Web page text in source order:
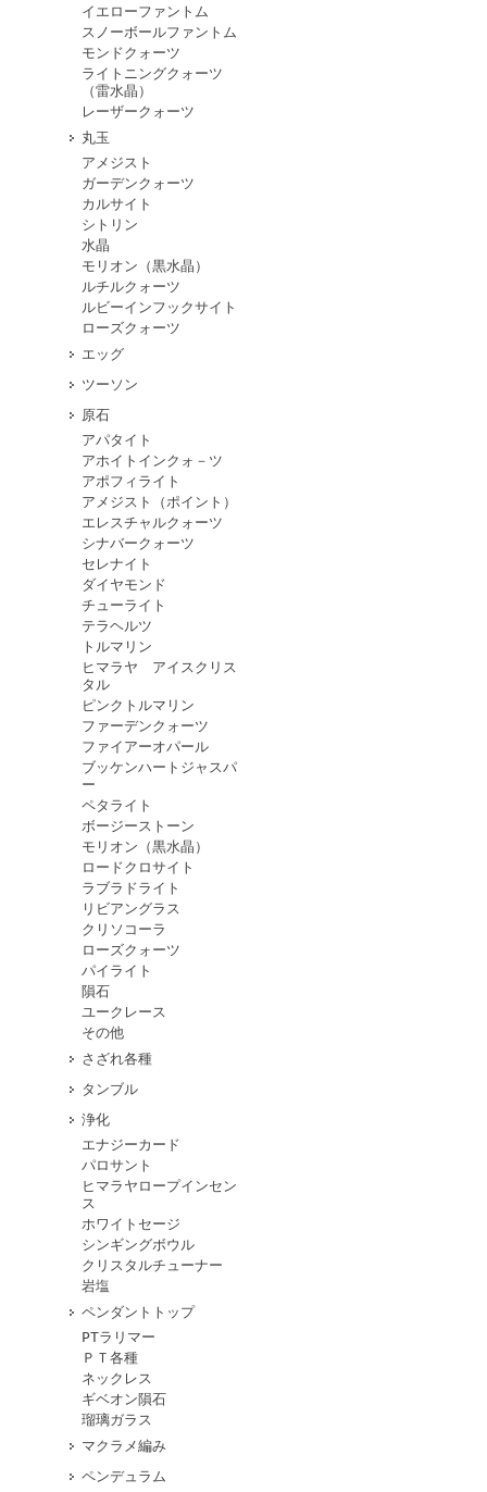
イエローファントム
スノーボールファントム
モンドクォーツ
ライトニングクォーツ
（雷水晶）
レーザークォーツ
丸玉
アメジスト
ガーデンクォーツ
カルサイト
シトリン
水晶
モリオン（黒水晶）
ルチルクォーツ
ルビーインフックサイト
ローズクォーツ
エッグ
ツーソン
原石
アパタイト
アホイトインクォ－ツ
アポフィライト
アメジスト（ポイント）
エレスチャルクォーツ
シナバークォーツ
セレナイト
ダイヤモンド
チューライト
テラヘルツ
トルマリン
ヒマラヤ アイスクリス
タル
ピンクトルマリン
ファーデンクォーツ
ファイアーオパール
ブッケンハートジャスパ
ー
ペタライト
ボージーストーン
モリオン（黒水晶）
ロードクロサイト
ラブラドライト
リビアングラス
クリソコーラ
ローズクォーツ
パイライト
隕石
ユークレース
その他
さざれ各種
タンブル
浄化
エナジーカード
パロサント
ヒマラヤロープインセン
ス
ホワイトセージ
シンギングボウル
クリスタルチューナー
岩塩
ペンダントトップ
PTラリマー
ＰＴ各種
ネックレス
ギベオン隕石
瑠璃ガラス
マクラメ編み
ペンデュラム